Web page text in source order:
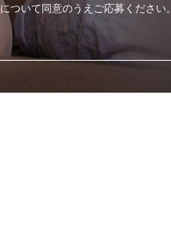
について同意のうえご応募ください。